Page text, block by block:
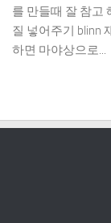
를 만들때 잘 참고
질 넣어주기 blinn
하면 마야상으로...